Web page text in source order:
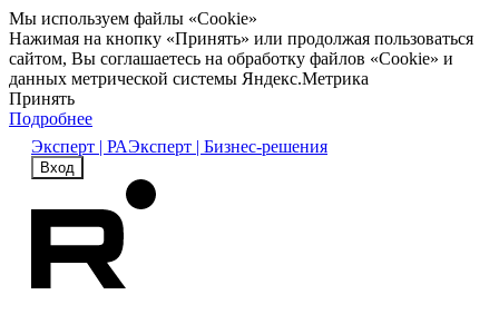
Мы используем файлы «Cookie»
Нажимая на кнопку «Принять» или продолжая пользоваться
сайтом, Вы соглашаетесь на обработку файлов «Cookie» и
данных метрической системы Яндекс.Метрика
Принять
Подробнее
Эксперт | РАЭксперт | Бизнес-решения
Вход